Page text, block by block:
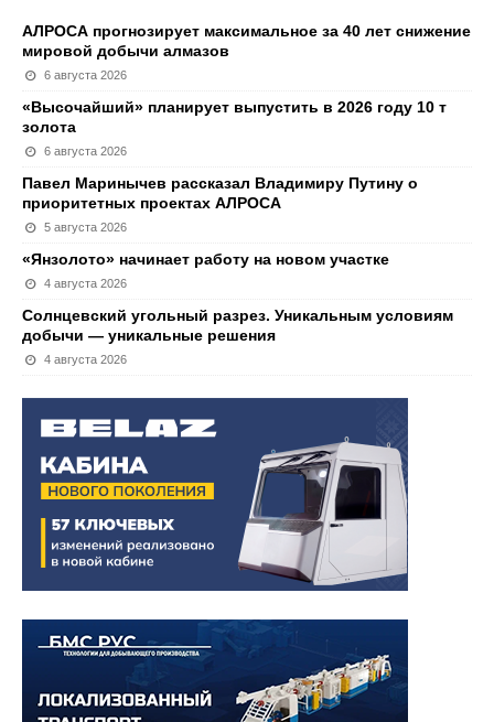
АЛРОСА прогнозирует максимальное за 40 лет снижение
мировой добычи алмазов
6 августа 2026
«Высочайший» планирует выпустить в 2026 году 10 т
золота
6 августа 2026
Павел Маринычев рассказал Владимиру Путину о
приоритетных проектах АЛРОСА
5 августа 2026
«Янзолото» начинает работу на новом участке
4 августа 2026
Солнцевский угольный разрез. Уникальным условиям
добычи — уникальные решения
4 августа 2026